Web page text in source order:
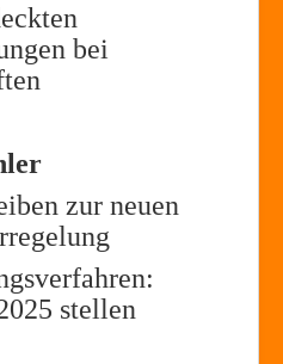
bei
zur neuen
stellen